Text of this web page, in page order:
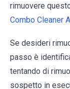
rimuovere
Combo Cleaner
Se desideri
passo è
tentando di
sospetto in